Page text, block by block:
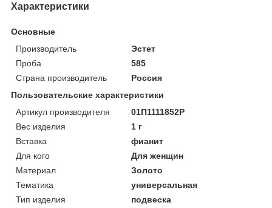
Характеристики
Основные
Производитель
Эстет
Проба
585
Страна производитель
Россия
Пользовательские характеристики
Артикул производителя
01П1111852Р
Вес изделия
1 г
Вставка
фианит
Для кого
Для женщин
Материал
Золото
Тематика
универсальная
Тип изделия
подвеска